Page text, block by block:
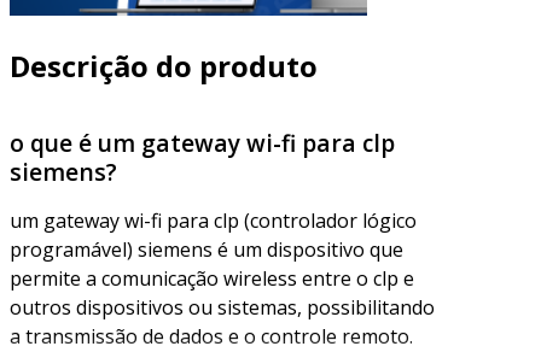
Descrição do produto
o que é um gateway wi-fi para clp
siemens?
um gateway wi-fi para clp (controlador lógico
programável) siemens é um dispositivo que
permite a comunicação wireless entre o clp e
outros dispositivos ou sistemas, possibilitando
a transmissão de dados e o controle remoto.